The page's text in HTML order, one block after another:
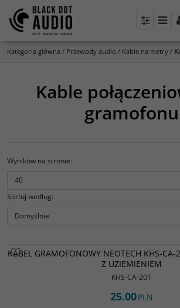
Panel
Kategoria główna / Przewody audio / Kable na metry /
Kable
gramofonu
Wyników na stronie:
Sortuj według:
KABEL GRAMOFONOWY NEOTECH KHS-
Z UZIEMIENIEM
KHS-CA-201
25.00PLN